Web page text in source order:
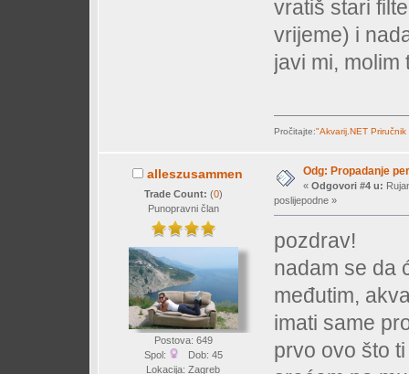
vratiš stari
vrijeme) i
javi mi, molim
Pročitajte:"Akvarij.NET
alleszusammen
Trade Count: (0)
Punopravni član
Postova: 649
Spol:
Dob: 45
Lokacija: Zagreb
Odg: Propadanje
« Odgovori #4 u:
poslijepodne »
pozdrav!
nadam se da
međutim,
imati same
prvo ovo što